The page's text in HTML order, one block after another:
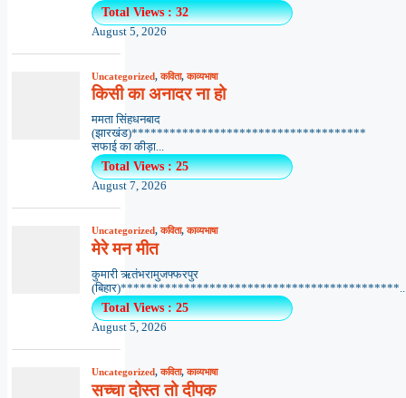
Total Views : 32
August 5, 2026
Uncategorized,कविता,काव्यभाषा
किसी का अनादर ना हो
ममता सिंहधनबाद
(झारखंड)*************************************
सफाई का कीड़ा...
Total Views : 25
August 7, 2026
Uncategorized,कविता,काव्यभाषा
मेरे मन मीत
कुमारी ऋतंभरामुजफ्फरपुर
Total Views : 25
August 5, 2026
Uncategorized,कविता,काव्यभाषा
सच्चा दोस्त तो दीपक